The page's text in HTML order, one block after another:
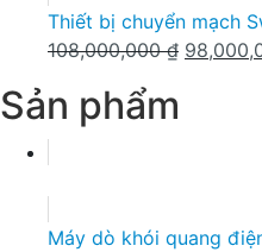
Thiết bị chuyển mạch
108,000,000₫ Giá
Sản phẩm
Máy dò khói quang